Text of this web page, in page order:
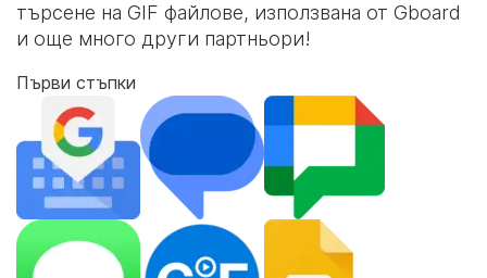
търсене на GIF файлове, използвана от Gboard
и още много други партньори!
Първи стъпки